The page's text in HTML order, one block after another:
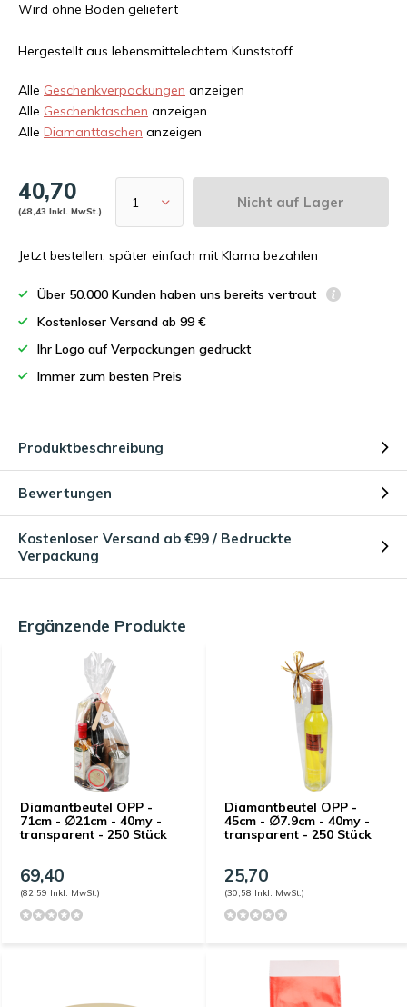
Wird ohne Boden geliefert
Hergestellt aus lebensmittelechtem Kunststoff
Alle Geschenkverpackungen anzeigen
Alle Geschenktaschen anzeigen
Alle Diamanttaschen anzeigen
40,70
(48,43 Inkl. MwSt.)
Nicht auf Lager
Jetzt bestellen, später einfach mit Klarna bezahlen
Über 50.000 Kunden haben uns bereits vertraut
Kostenloser Versand ab 99 €
Ihr Logo auf Verpackungen gedruckt
Immer zum besten Preis
Produktbeschreibung
Bewertungen
Kostenloser Versand ab €99 / Bedruckte
Verpackung
Ergänzende Produkte
Diamantbeutel OPP -
71cm - ∅21cm - 40my -
transparent - 250 Stück
69,40
(82,59 Inkl. MwSt.)
Diamantbeutel OPP -
45cm - ∅7.9cm - 40my -
transparent - 250 Stück
25,70
(30,58 Inkl. MwSt.)